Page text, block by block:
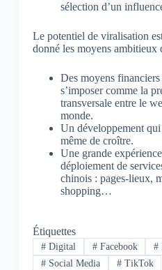
sélection d’un
Le potentiel de viralisation
donné les moyens ambitieux
Des moyens
s’imposer comme la
transversale entre le
monde.
Un développement
même de croître.
Une grande
déploiement de
chinois : pages-lieux,
shopping…
Étiquettes
#Digital #Facebook #
#Social Media #TikTok